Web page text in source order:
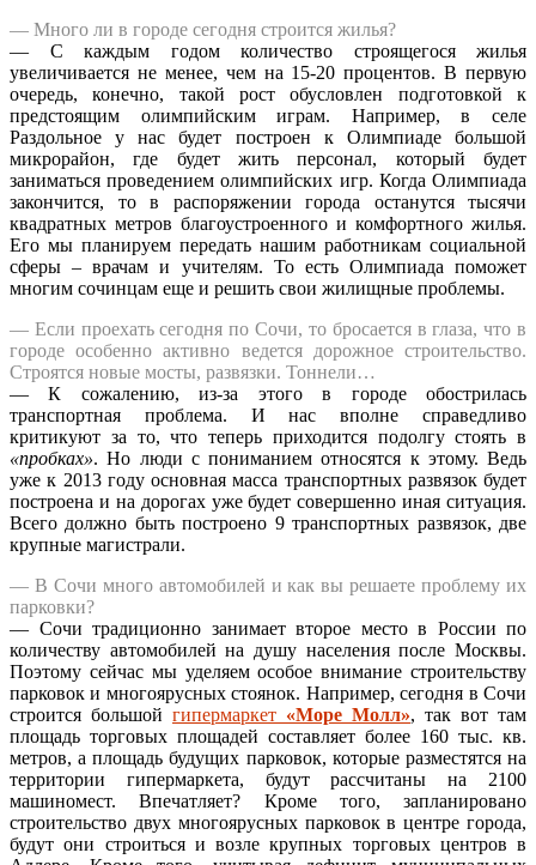
— Много ли в городе сегодня строится жилья?
— C каждым годом количество строящегося жилья
увеличивается не менее, чем на 15-20 процентов. В первую
очередь, конечно, такой рост обусловлен подготовкой к
предстоящим олимпийским играм. Например, в селе
Раздольное у нас будет построен к Олимпиаде большой
микрорайон, где будет жить персонал, который будет
заниматься проведением олимпийских игр. Когда Олимпиада
закончится, то в распоряжении города останутся тысячи
квадратных метров благоустроенного и комфортного жилья.
Его мы планируем передать нашим работникам социальной
сферы – врачам и учителям. То есть Олимпиада поможет
многим сочинцам еще и решить свои жилищные проблемы.
— Если проехать сегодня по Сочи, то бросается в глаза, что в
городе особенно активно ведется дорожное строительство.
Строятся новые мосты, развязки. Тоннели…
— К сожалению, из-за этого в городе обострилась
транспортная проблема. И нас вполне справедливо
критикуют за то, что теперь приходится подолгу стоять в
«пробках». Но люди с пониманием относятся к этому. Ведь
уже к 2013 году основная масса транспортных развязок будет
построена и на дорогах уже будет совершенно иная ситуация.
Всего должно быть построено 9 транспортных развязок, две
крупные магистрали.
— В Сочи много автомобилей и как вы решаете проблему их
парковки?
— Сочи традиционно занимает второе место в России по
количеству автомобилей на душу населения после Москвы.
Поэтому сейчас мы уделяем особое внимание строительству
парковок и многоярусных стоянок. Например, сегодня в Сочи
строится большой гипермаркет «Море Молл», так вот там
площадь торговых площадей составляет более 160 тыс. кв.
метров, а площадь будущих парковок, которые разместятся на
территории гипермаркета, будут рассчитаны на 2100
машиномест. Впечатляет? Кроме того, запланировано
строительство двух многоярусных парковок в центре города,
будут они строиться и возле крупных торговых центров в